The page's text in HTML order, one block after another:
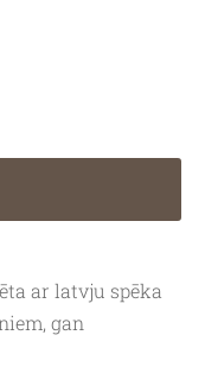
ar latvju spēka
gan